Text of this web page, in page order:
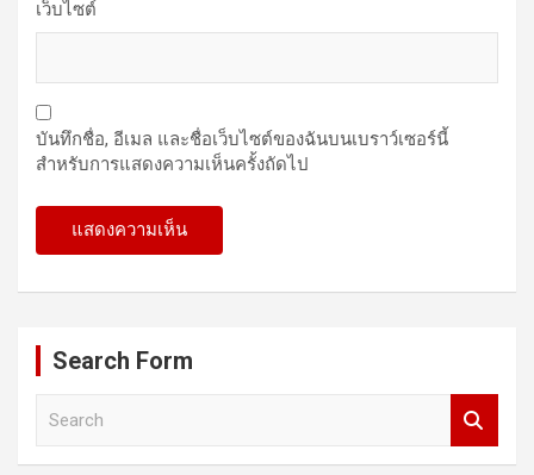
เว็บไซต์
บันทึกชื่อ, อีเมล และชื่อเว็บไซต์ของฉันบนเบราว์เซอร์นี้
สำหรับการแสดงความเห็นครั้งถัดไป
Search Form